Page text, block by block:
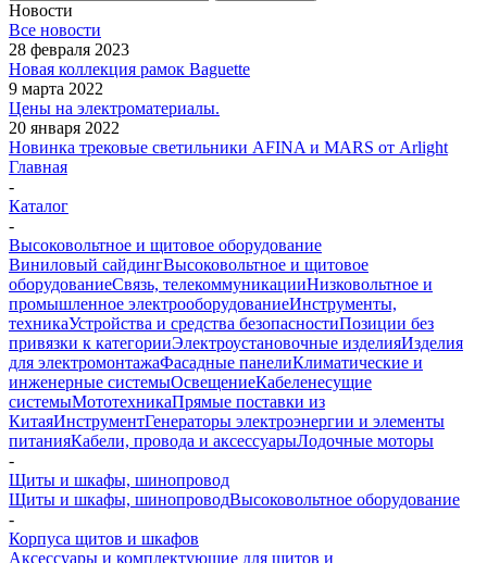
Новости
Все новости
28 февраля 2023
Новая коллекция рамок Baguette
9 марта 2022
Цены на электроматериалы.
20 января 2022
Новинка трековые светильники AFINA и MARS от Arlight
Главная
-
Каталог
-
Высоковольтное и щитовое оборудование
Виниловый сайдингВысоковольтное и щитовое
оборудованиеСвязь, телекоммуникацииНизковольтное и
промышленное электрооборудованиеИнструменты,
техникаУстройства и средства безопасностиПозиции без
привязки к категорииЭлектроустановочные изделияИзделия
для электромонтажаФасадные панелиКлиматические и
инженерные системыОсвещениеКабеленесущие
системыМототехникаПрямые поставки из
КитаяИнструментГенераторы электроэнергии и элементы
питанияКабели, провода и аксессуарыЛодочные моторы
-
Щиты и шкафы, шинопровод
Щиты и шкафы, шинопроводВысоковольтное оборудование
-
Корпуса щитов и шкафов
Аксессуары и комплектующие для щитов и